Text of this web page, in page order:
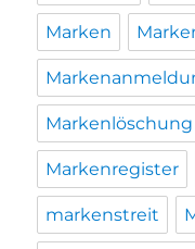
Marken
Markenlöschung
Markenregister
markenstreit